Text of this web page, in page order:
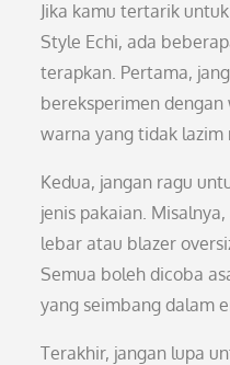
Jika kamu tertarik
Style Echi, ada
terapkan. Pertama,
bereksperimen
warna yang tidak
Kedua, jangan ragu
jenis pakaian.
lebar atau blazer
Semua boleh dicoba
yang seimbang dalam
Terakhir, jangan lupa